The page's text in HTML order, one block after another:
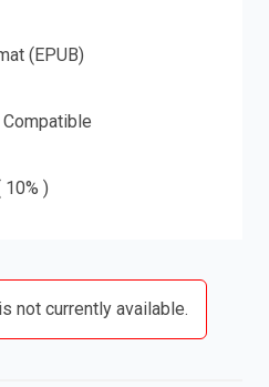
(EPUB)
)
not currently available.